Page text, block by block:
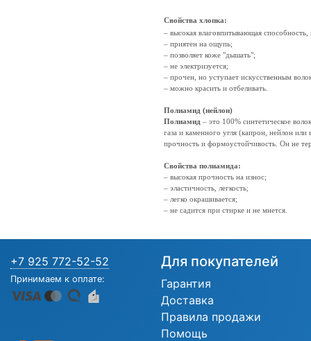
Свойства хлопка:
– высокая влаговпитывающая
– приятен на ощупь;
– позволяет коже "дышать";
– не электризуется;
– прочен, но уступает искусственным
– можно красить и отбеливать.
Полиамид (нейлон)
Полиамид – это 100% синтетическое
газа и каменного угля (капрон, нейлон
прочность и формоустойчивость. Он не
Свойства полиамида:
– высокая прочность на износ;
– эластичность, легкость;
– легко окрашивается;
– не садится при стирке и не мнется.
+7 925 772-52-52
Принимаем к оплате:
Для покупателей
Гарантия
Доставка
Правила продажи
Помощь